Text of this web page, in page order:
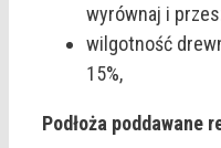
wyrównaj i
wilgotność
15%,
Podłoża poddawane